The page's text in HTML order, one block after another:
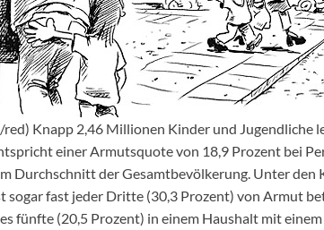
Knapp 2,46 Millionen Kinder und Jugendliche
einer Armutsquote von 18,9 Prozent bei
Durchschnitt der Gesamtbevölkerung. Unter den
fast jeder Dritte (30,3 Prozent) von Armut
fünfte (20,5 Prozent) in einem Haushalt mit